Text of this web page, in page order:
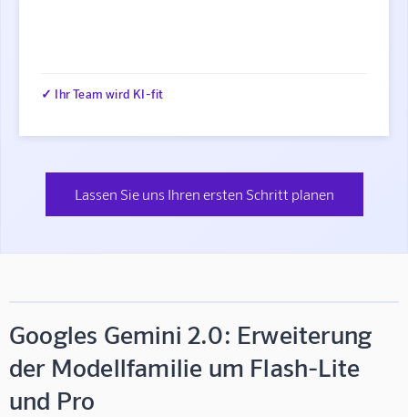
✓ Ihr Team wird KI-fit
Lassen Sie uns Ihren ersten Schritt planen
Googles Gemini 2.0: Erweiterung
der Modellfamilie um Flash-Lite
und Pro